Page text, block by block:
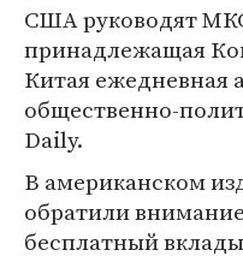
США руководят
принадлежащая
Китая ежедневная
общественно-
Daily.
В американском
обратили
бесплатный